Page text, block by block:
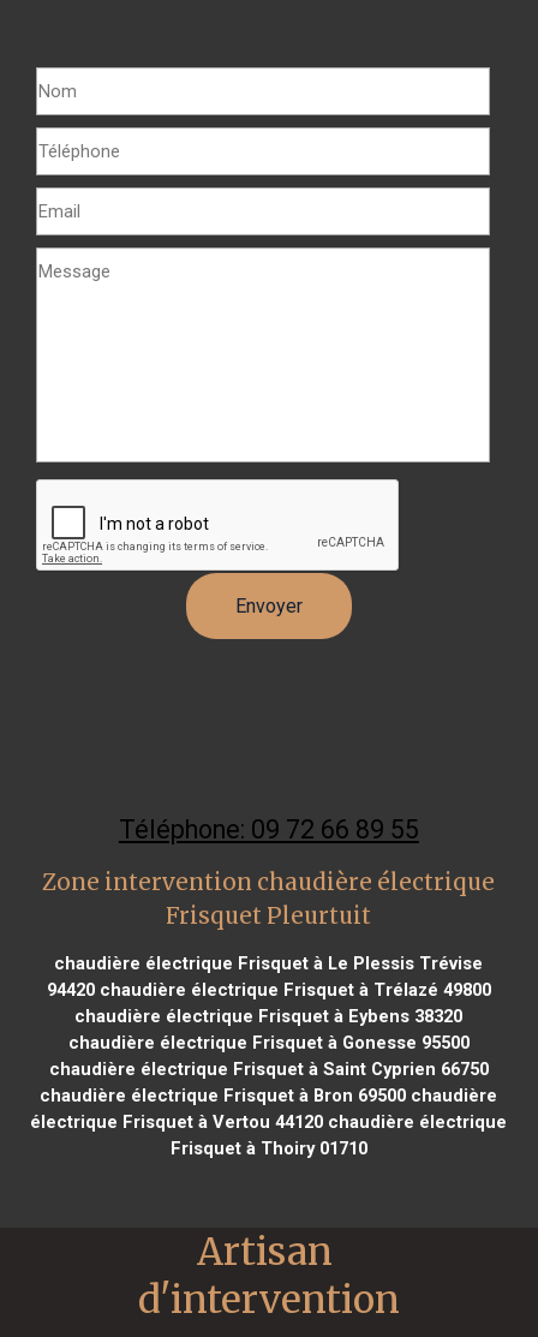
Téléphone: 09 72 66 89 55
Zone intervention chaudière électrique
Frisquet Pleurtuit
chaudière électrique Frisquet à Le Plessis Trévise
94420chaudière électrique Frisquet à Trélazé 49800
chaudière électrique Frisquet à Eybens 38320
chaudière électrique Frisquet à Gonesse 95500
chaudière électrique Frisquet à Saint Cyprien 66750
chaudière électrique Frisquet à Bron 69500 chaudière
électrique Frisquet à Vertou 44120 chaudière électrique
Frisquet à Thoiry 01710
Artisan
d'intervention